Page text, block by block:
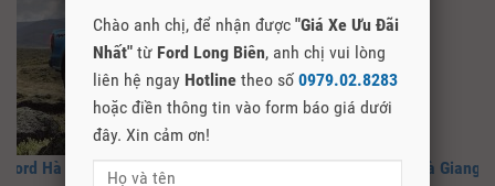
Ford Hà Giang – Cập Nhật Giá Bán, Mua Bán Xe Ford Tại Hà Giang
Chào anh chị, để nhận được "Giá Xe Ưu Đãi
Nhất" từ Ford Long Biên, anh chị vui lòng
liên hệ ngay Hotline theo số 0979.02.8283
hoặc điền thông tin vào form báo giá dưới
đây. Xin cảm ơn!